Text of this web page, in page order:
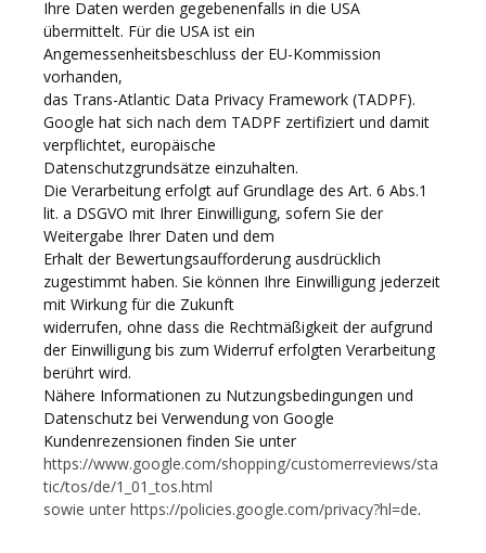
Ihre Daten werden gegebenenfalls in die USA
übermittelt. Für die USA ist ein
Angemessenheitsbeschluss der EU-Kommission
vorhanden,
das Trans-Atlantic Data Privacy Framework (TADPF).
Google hat sich nach dem TADPF zertifiziert und damit
verpflichtet, europäische
Datenschutzgrundsätze einzuhalten.
Die Verarbeitung erfolgt auf Grundlage des Art. 6 Abs.1
lit. a DSGVO mit Ihrer Einwilligung, sofern Sie der
Weitergabe Ihrer Daten und dem
Erhalt der Bewertungsaufforderung ausdrücklich
zugestimmt haben. Sie können Ihre Einwilligung jederzeit
mit Wirkung für die Zukunft
widerrufen, ohne dass die Rechtmäßigkeit der aufgrund
der Einwilligung bis zum Widerruf erfolgten Verarbeitung
berührt wird.
Nähere Informationen zu Nutzungsbedingungen und
Datenschutz bei Verwendung von Google
Kundenrezensionen finden Sie unter
https://www.google.com/shopping/customerreviews/sta
tic/tos/de/1_01_tos.html
sowie unter https://policies.google.com/privacy?hl=de.